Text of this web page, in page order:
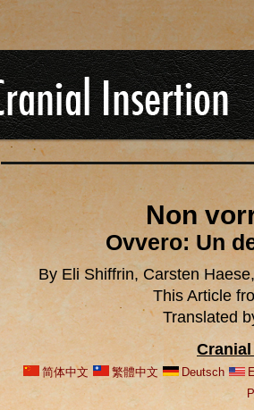
Non
Ovvero: Un
By Eli Shiffrin, Carsten
This Article
Translated
简体中文 繁體中文 Deutsch